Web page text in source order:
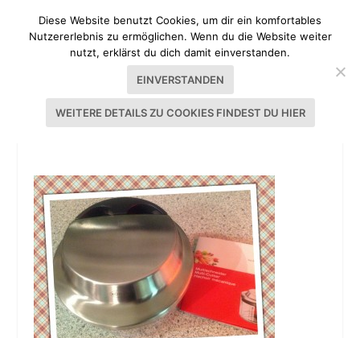
RÖSLE MULTISCHNEIDER EDELSTAHL
Diese Website benutzt Cookies, um dir ein komfortables
Nutzererlebnis zu ermöglichen. Wenn du die Website weiter
nutzt, erklärst du dich damit einverstanden.
EINVERSTANDEN
WEITERE DETAILS ZU COOKIES FINDEST DU HIER